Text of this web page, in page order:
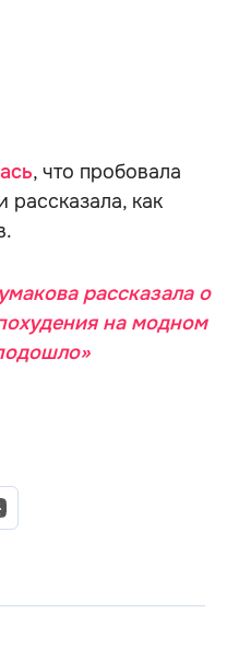
, что пробовала
рассказала, как
рассказала о
на модном